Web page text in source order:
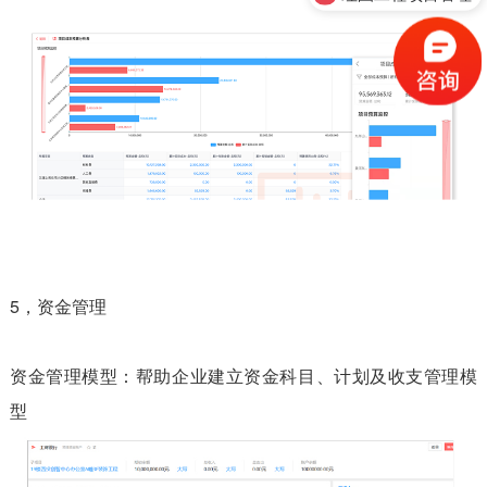
5，资金管理
资金管理模型：帮助企业建立资金科目、计划及收支管理模
型
售前咨询